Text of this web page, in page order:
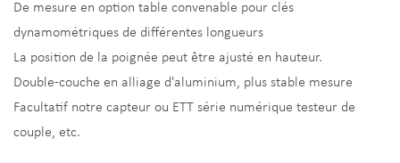
De mesure en option table convenable pour clés
dynamométriques de différentes longueurs
La position de la poignée peut être ajusté en hauteur.
Double-couche en alliage d'aluminium, plus stable mesure
Facultatif notre capteur ou ETT série numérique testeur de
couple, etc.